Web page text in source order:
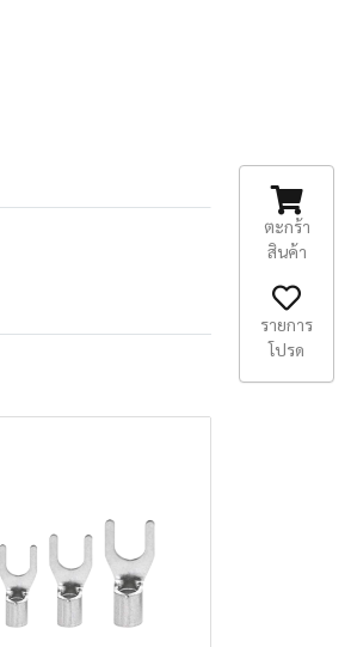
ตะกร้า
สินค้า
รายการ
โปรด